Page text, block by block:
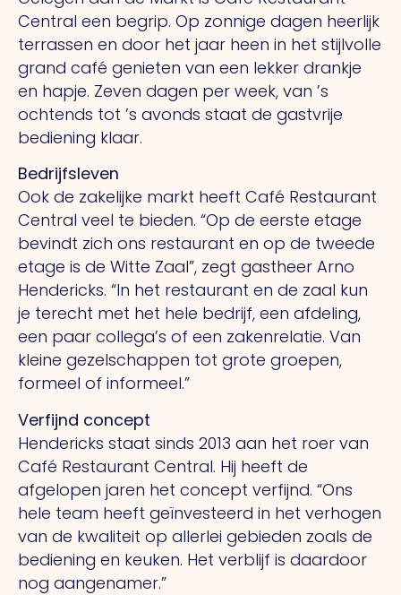
Central een begrip. Op zonnige dagen heerlijk
terrassen en door het jaar heen in het stijlvolle
grand café genieten van een lekker drankje
en hapje. Zeven dagen per week, van ’s
ochtends tot ’s avonds staat de gastvrije
bediening klaar.
Bedrijfsleven
Ook de zakelijke markt heeft Café Restaurant
Central veel te bieden. “Op de eerste etage
bevindt zich ons restaurant en op de tweede
etage is de Witte Zaal”, zegt gastheer Arno
Hendericks. “In het restaurant en de zaal kun
je terecht met het hele bedrijf, een afdeling,
een paar collega’s of een zakenrelatie. Van
kleine gezelschappen tot grote groepen,
formeel of informeel.”
Verfijnd concept
Hendericks staat sinds 2013 aan het roer van
Café Restaurant Central. Hij heeft de
afgelopen jaren het concept verfijnd. “Ons
hele team heeft geïnvesteerd in het verhogen
van de kwaliteit op allerlei gebieden zoals de
bediening en keuken. Het verblijf is daardoor
nog aangenamer.”